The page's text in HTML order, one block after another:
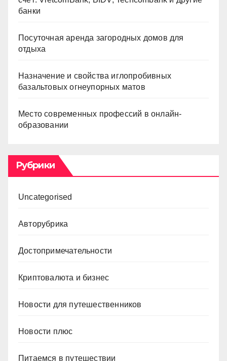
банки
Посуточная аренда загородных домов для
отдыха
Назначение и свойства иглопробивных
базальтовых огнеупорных матов
Место современных профессий в онлайн-
образовании
Рубрики
Uncategorised
Авторубрика
Достопримечательности
Криптовалюта и бизнес
Новости для путешественников
Новости плюс
Питаемся в путешествии